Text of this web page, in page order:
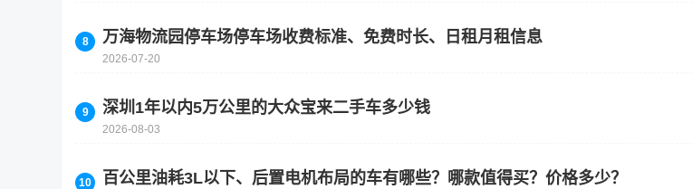
万海物流园停车场停车场收费标准、免费时长、日租月租信息
2026-07-20
深圳1年以内5万公里的大众宝来二手车多少钱
2026-08-03
百公里油耗3L以下、后置电机布局的车有哪些？哪款值得买？价格多少？